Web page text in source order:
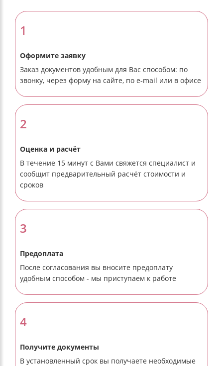
1
Оформите заявку
Заказ документов удобным для Вас способом: по
звонку, через форму на сайте, по e-mail или в офисе
2
Оценка и расчёт
В течение 15 минут с Вами свяжется специалист и
сообщит предварительный расчёт стоимости и
сроков
3
Предоплата
После согласования вы вносите предоплату
удобным способом - мы приступаем к работе
4
Получите документы
В установленный срок вы получаете необходимые